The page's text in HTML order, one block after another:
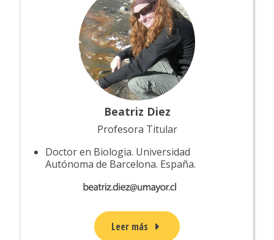
Beatriz Diez
Profesora Titular
Doctor en Biologia. Universidad
Autónoma de Barcelona. España.
Leer más